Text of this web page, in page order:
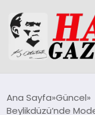
Ana Sayfa Güncel
Beylikdüzü’nde